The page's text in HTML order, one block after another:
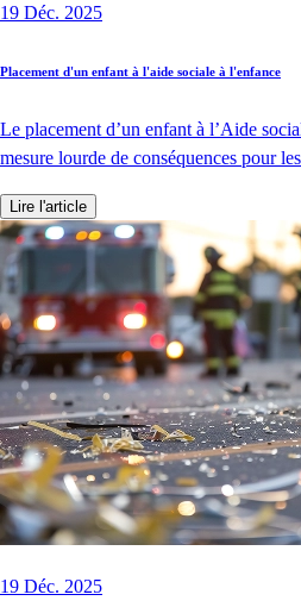
19 Déc. 2025
Placement d'un enfant à l'aide sociale à l'enfance
Le placement d’un enfant à l’Aide
mesure lourde de conséquences pour
Lire l'article
19 Déc. 2025